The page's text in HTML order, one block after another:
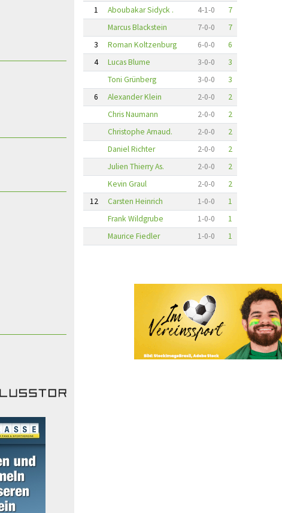
1 Aboubakar Sidyck . 4-1-0
7
Marcus Blackstein
7-0-0
7
3
Roman Koltzenburg 6-0-0
6
4
Lucas Blume 3-0-0
3
Toni Grünberg
3-0-0
3
6
Alexander Klein 2-0-0
2
Chris Naumann
2-0-0
2
Christophe Arnaud.
2-0-0
2
Daniel Richter
2-0-0
2
Julien Thierry As.
2-0-0
2
Kevin Graul
2-0-0
2
12
Carsten Heinrich 1-0-0
1
Frank Wildgrube
1-0-0
1
Maurice Fiedler
1-0-0 1